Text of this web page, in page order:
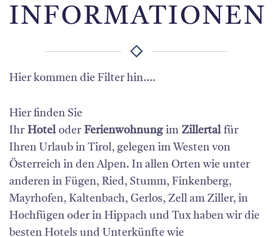
INFORMATIONEN
Hier kommen die Filter hin....
Hier finden Sie
Ihr Hoteloder Ferienwohnungim Zillertalfür
Ihren Urlaub in Tirol, gelegen im Westen von
Österreich in den Alpen. In allen Orten wie unter
anderen in Fügen, Ried, Stumm, Finkenberg,
Mayrhofen, Kaltenbach, Gerlos, Zell am Ziller, in
Hochfügen oder in Hippach und Tux haben wir die
besten Hotels und Unterkünfte wie